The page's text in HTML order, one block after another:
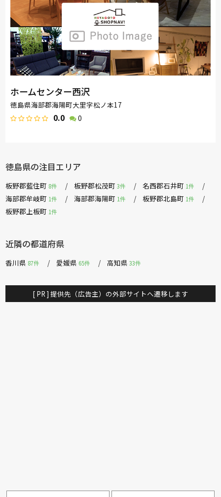
ホームセンター西沢
徳島県海部郡海陽町大里字松ノ本17
0.0 0
徳島県の注目エリア
板野郡藍住町 8件 板野郡松茂町3件 名西郡石井町 1件
海部郡牟岐町 1件 海部郡海陽町 1件 板野郡北島町 1件
板野郡上板町 1件
近隣の都道府県
香川県 87件 愛媛県 65件 高知県33件
[ PR ] 提供先（広告主）の外部サイトへ遷移します